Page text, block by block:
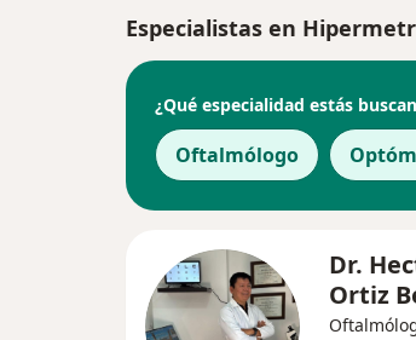
Especialistas en
¿Qué especialidad estás
Oftalmólogo
Dr.
Ortiz